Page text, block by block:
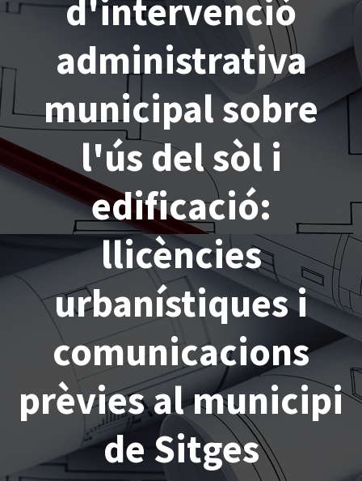
d'intervenció
administrativa
municipal sobre
l'ús del sòl i
edificació:
llicències
urbanístiques i
comunicacions
prèvies al municipi
de Sitges